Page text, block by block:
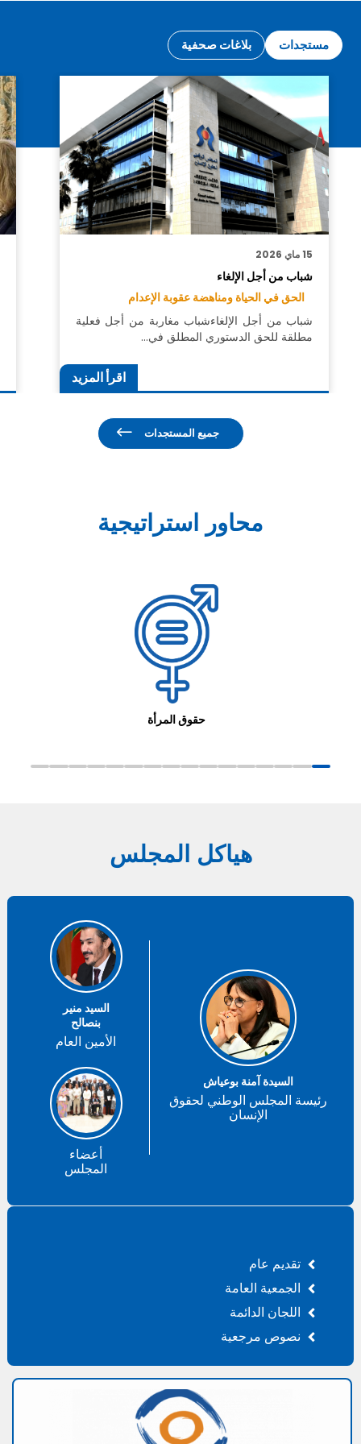
بلاغات صحفية مستجدات
15 ماي 2026
شباب من أجل الإلغاء
الحق في الحياة ومناهضة عقوبة الإعدام
شباب من أجل الإلغاءشباب مغاربة من أجل فعلية
مطلقة للحق الدستوري المطلق في…
اقرأ المزيد
جميع المستجدات
محاور استراتيجية
حقوق المرأة
هياكل المجلس
السيدة آمنة بوعياش
رئيسة المجلس الوطني لحقوق
الإنسان
السيد منير
بنصالح
الأمين العام
أعضاء
المجلس
تقديم عام
الجمعية العامة
اللجان الدائمة
نصوص مرجعية